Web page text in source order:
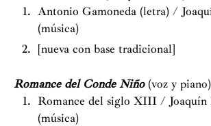
Antonio Gamoneda (letra) /
(música)
[nueva con base tradicional]
Romance del Conde Niño (voz y piano)
Romance del siglo XIII / Joaquín
(música)